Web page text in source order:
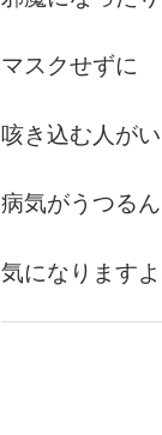
マスクせずに
咳き込む人が
病気がうつる
気になりますよ